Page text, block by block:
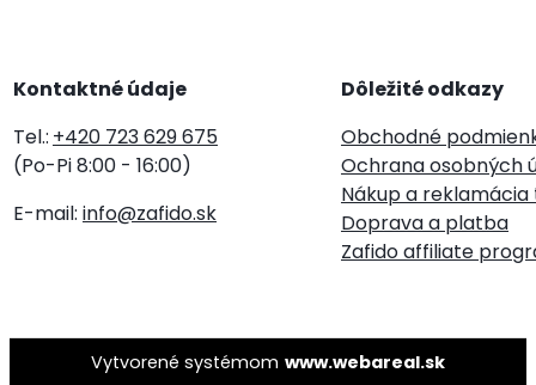
Kontaktné údaje
Tel.: +420 723 629 675
(Po-Pi 8:00 - 16:00)
E-mail: info@zafido.sk
Dôležité odkazy
Obchodné
Ochrana osobných
Nákup a
Doprava a platba
Zafido affiliate
Vytvorené systémom www.webareal.sk